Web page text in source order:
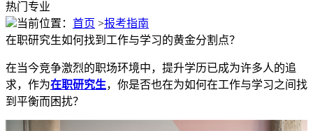
热门专业
当前位置： 首页 >报考指南
在职研究生如何找到工作与学习的黄金分割点？
在当今竞争激烈的职场环境中，提升学历已成为许多人的追
求，作为在职研究生，你是否也在为如何在工作与学习之间找
到平衡而困扰？